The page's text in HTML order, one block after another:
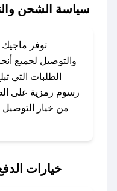
كود خصم
الكوبون، تواصل
سياسة الشحن
توفر
والتوصيل لجميع
الطلبات التي
رسوم رمزية على
من خيار
خيارات